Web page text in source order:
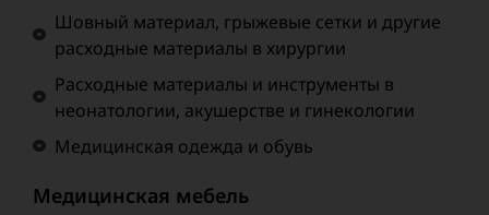
Шовный материал, грыжевые сетки и другие
расходные материалы в хирургии
Расходные материалы и инструменты в
неонатологии, акушерстве и гинекологии
Медицинская одежда и обувь
Медицинская мебель